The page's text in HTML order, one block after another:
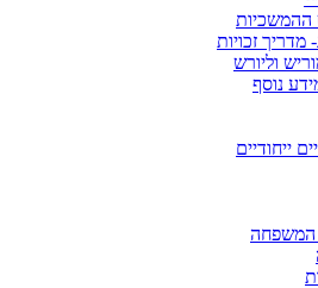
ההמשכיות
מדריך זכויות
וליורש
נוסף
ייחודיים
המשפחה